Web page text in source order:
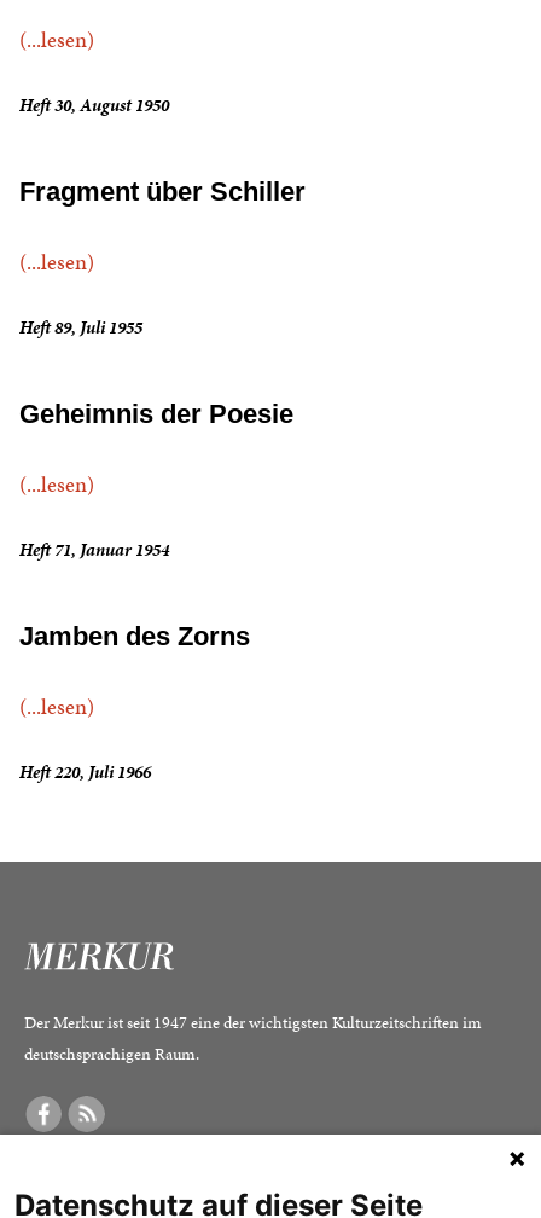
(...lesen)
Heft 30, August 1950
Fragment über Schiller
(...lesen)
Heft 89, Juli 1955
Geheimnis der Poesie
(...lesen)
Heft 71, Januar 1954
Jamben des Zorns
(...lesen)
Heft 220, Juli 1966
Der Merkur ist seit 1947 eine der wichtigsten Kulturzeitschriften im
deutschsprachigen Raum.
Was ist der Merkur? Alle Abos im Überblick Impressum
Datenschutz auf dieser Seite